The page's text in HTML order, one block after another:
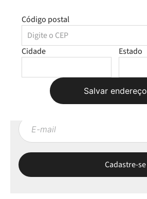
Código postal
Cidade Estado
Salvar endereço
NEWSLETTER